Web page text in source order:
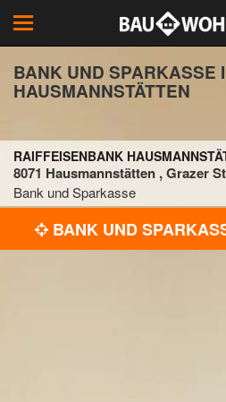
Toggle
navigation
BANK UND SPARKASSE
HAUSMANNSTÄTTEN
RAIFFEISENBANK
8071 Hausmannstätten , Grazer
Bank und Sparkasse
BANK UND